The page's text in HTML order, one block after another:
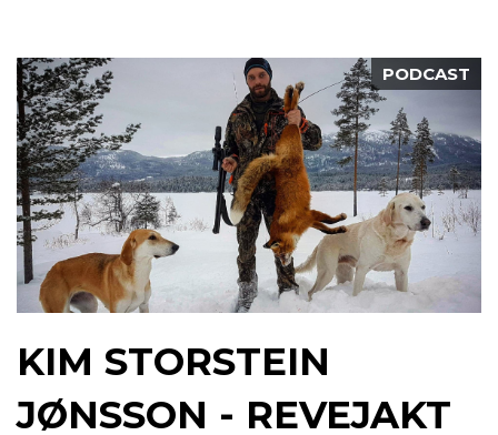
PODCAST
KIM STORSTEIN
JØNSSON - REVEJAKT